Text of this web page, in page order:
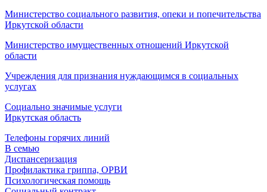
Министерство социального развития, опеки и попечительства
Иркутской области
Министерство имущественных отношений Иркутской
области
Учреждения для признания нуждающимся в социальных
услугах
Социально значимые услуги
Иркутская область
Телефоны горячих линий
В семью
Диспансеризация
Профилактика гриппа, ОРВИ
Психологическая помощь